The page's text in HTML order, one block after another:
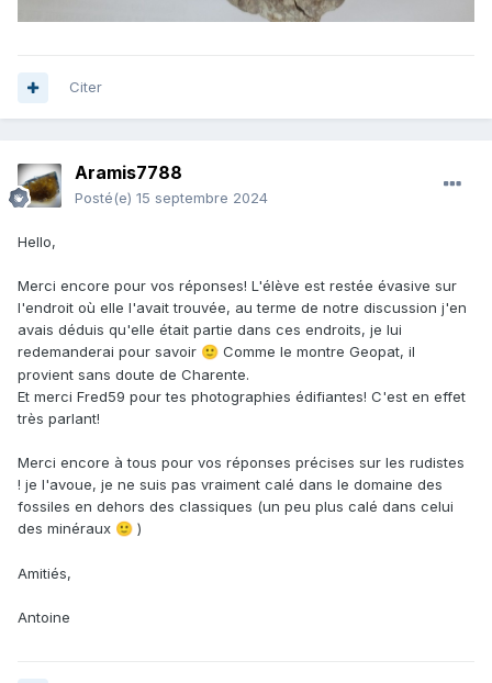
Citer
Aramis7788
Posté(e) 15 septembre 2024
Hello,
Merci encore pour vos réponses! L'élève est restée évasive sur
l'endroit où elle l'avait trouvée, au terme de notre discussion j'en
avais déduis qu'elle était partie dans ces endroits, je lui
redemanderai pour savoir 🙂 Comme le montre Geopat, il
provient sans doute de Charente.
Et merci Fred59 pour tes photographies édifiantes! C'est en effet
très parlant!
Merci encore à tous pour vos réponses précises sur les rudistes
! je l'avoue, je ne suis pas vraiment calé dans le domaine des
fossiles en dehors des classiques (un peu plus calé dans celui
des minéraux 🙂 )
Amitiés,
Antoine